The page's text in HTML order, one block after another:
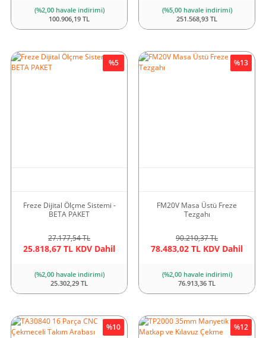
(%2,00 havale indirimi)
100.906,19 TL
(%5,00 havale indirimi)
251.568,93 TL
Freze Dijital Ölçme Sistemi -
BETA PAKET
27.177,54 TL
25.818,67 TL KDV Dahil
%5
(%2,00 havale indirimi)
25.302,29 TL
FM20V Masa Üstü Freze
Tezgahı
90.210,37 TL
78.483,02 TL KDV Dahil
%13
(%2,00 havale indirimi)
76.913,36 TL
%10 %12